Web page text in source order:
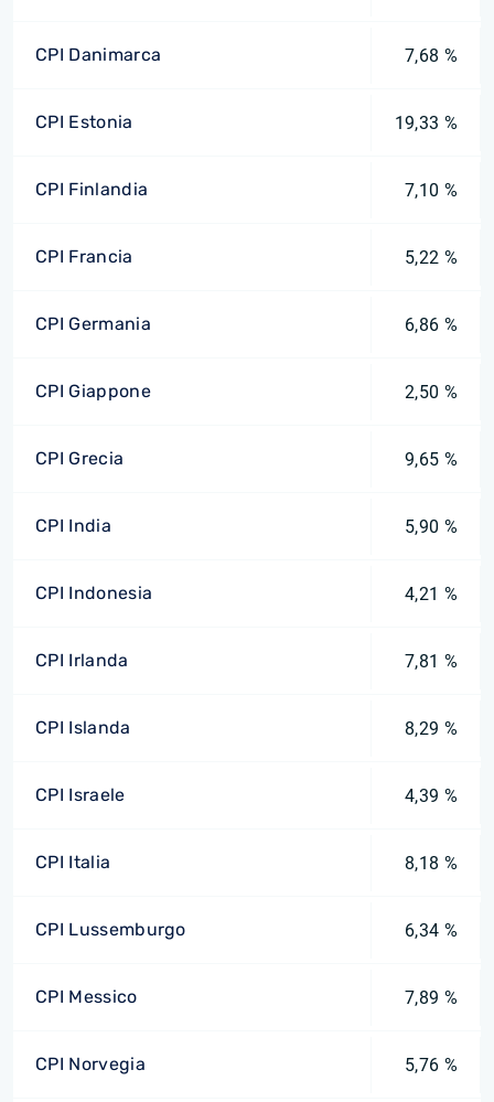
CPI Danimarca 7,68 %
CPI Estonia 19,33 %
CPI Finlandia 7,10 %
CPI Francia 5,22 %
CPI Germania 6,86 %
CPI Giappone 2,50 %
CPI Grecia 9,65 %
CPI India 5,90 %
CPI Indonesia 4,21 %
CPI Irlanda 7,81 %
CPI Islanda 8,29 %
CPI Israele 4,39 %
CPI Italia 8,18 %
CPI Lussemburgo 6,34 %
CPI Messico 7,89 %
CPI Norvegia 5,76 %